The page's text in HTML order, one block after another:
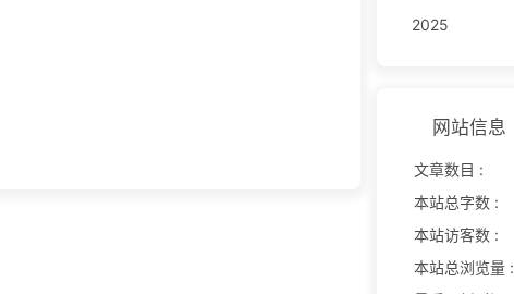
2025
网站信息
文章数目 :
本站总字数 :
本站访客数 :
本站总浏览量 :